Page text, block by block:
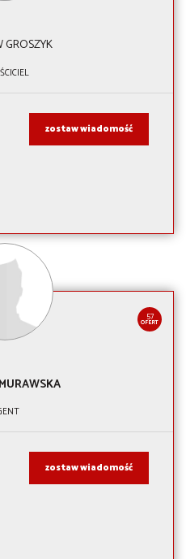
GROSZYK
zostaw wiadomość
57
OFERT
MURAWSKA
zostaw wiadomość